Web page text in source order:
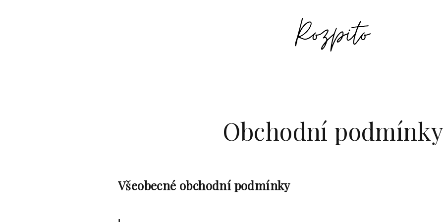
Obchodní podmínky
Všeobecné obchodní podmínky